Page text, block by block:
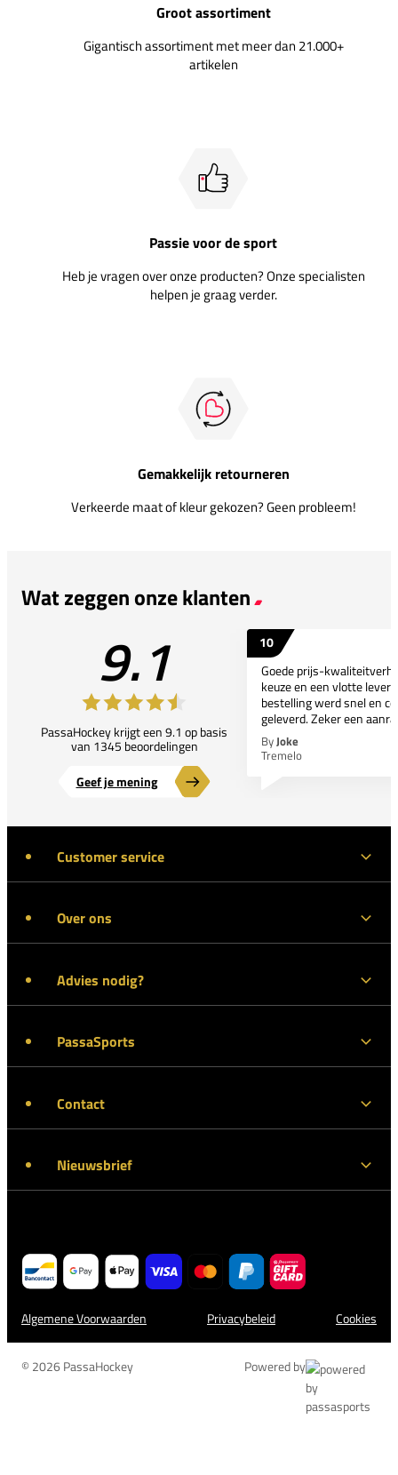
Groot assortiment
Gigantisch assortiment met meer dan 21.000+
artikelen
Passie voor de sport
Heb je vragen over onze producten? Onze specialisten
helpen je graag verder.
Gemakkelijk retourneren
Verkeerde maat of kleur gekozen? Geen probleem!
Wat zeggen onze klanten
9.1
PassaHockey krijgt een 9.1 op basis
van 1345 beoordelingen
Geef je mening
10
Goede prijs-
keuze en een vlotte
bestelling werd snel en
geleverd. Zeker een
ByJoke
Tremelo
Customer service
Over ons
Advies nodig?
PassaSports
Contact
Nieuwsbrief
Algemene Voorwaarden Privacybeleid Cookies
© 2026 PassaHockey Powered by